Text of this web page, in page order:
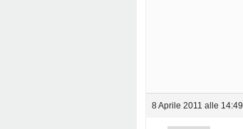
8 Aprile 2011 alle 14:49